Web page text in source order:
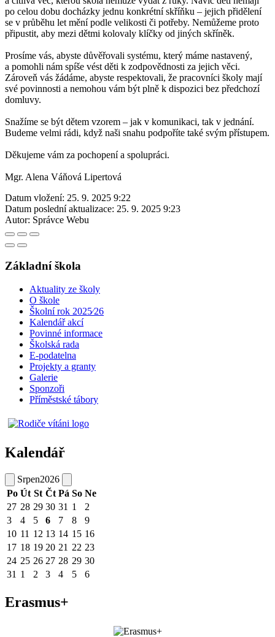
po celou dobu docházky jednu konkrétní skříňku – jejich přidělení
se v průběhu let mění podle velikosti či potřeby. Nemůžeme proto
připustit, aby mezi dětmi kolovaly klíčky od jiných skříněk.
Prosíme vás, abyste důvěřovali systému, který máme nastavený,
a pomohli nám spíše vést děti k zodpovědnosti za jejich věci.
Zároveň vás žádáme, abyste respektovali, že pracovníci školy mají
své povinnosti a nemohou vám být plně k dispozici bez předchozí
domluvy.
Snažíme se být dětem vzorem – jak v komunikaci, tak v jednání.
Budeme velmi rádi, když naši snahu podpoříte také svým přístupem.
Děkujeme vám za pochopení a spolupráci.
Mgr. Alena Váňová Lipertová
Datum vložení: 25. 9. 2025 9:22
Datum poslední aktualizace: 25. 9. 2025 9:23
Autor: Správce Webu
Základní škola
Aktuality ze školy
O škole
Školní rok 2025⁄26
Kalendář akcí
Povinné informace
Školská rada
E-podatelna
Projekty a granty
Galerie
Sponzoři
Příměstské tábory
Kalendář
Srpen2026
Po Út St Čt Pá So Ne
27 28 29 30 31 1
2
3
4 5 6 7 8
9
10 11 12 13 14 15 16
17 18 19 20 21 22 23
24 25 26 27 28 29 30
31 1 2 3 4 5 6
Erasmus+